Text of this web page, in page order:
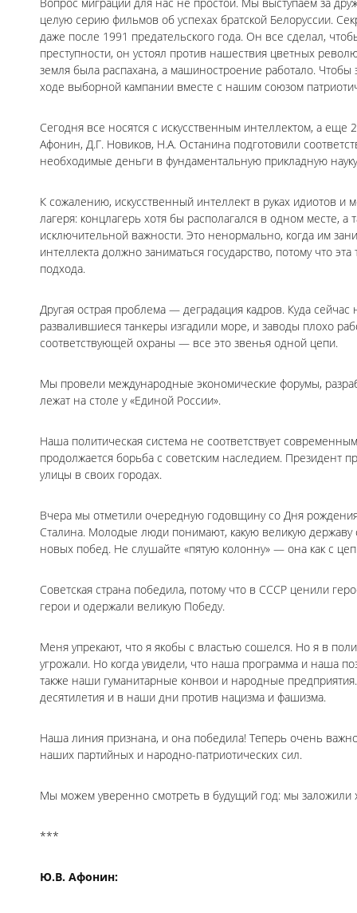
целую серию фильмов об успехах братской Белоруссии.
даже после 1991 предательского года. Он все сделал,
преступности, он устоял против нашествия цветных
земля была распахана, а машиностроение работало.
ходе выборной кампании вместе с нашим союзом
Сегодня все носятся с искусственным интеллектом, а
Афонин, Д.Г. Новиков, Н.А. Останина подготовили
необходимые деньги в фундаментальную прикладную
К сожалению, искусственный интеллект в руках идиотов и
лагеря: концлагерь хотя бы располагался в одном месте,
исключительной важности. Это ненормально, когда им
интеллекта должно заниматься государство, потому что
подхода.
Другая острая проблема — деградация кадров. Куда
развалившиеся танкеры изгадили море, и заводы плохо
соответствующей охраны — все это звенья одной цепи.
Мы провели международные экономические форумы,
лежат на столе у «Единой России».
Наша политическая система не соответствует
продолжается борьба с советским наследием. Президент
улицы в своих городах.
Вчера мы отметили очередную годовщину со Дня
Сталина. Молодые люди понимают, какую великую державу
новых побед. Не слушайте «пятую колонну» — она как с
Советская страна победила, потому что в СССР ценили
герои и одержали великую Победу.
Меня упрекают, что я якобы с властью сошелся. Но я в
угрожали. Но когда увидели, что наша программа и наша
также наши гуманитарные конвои и народные
десятилетия и в наши дни против нацизма и фашизма.
Наша линия признана, и она победила! Теперь очень
наших партийных и народно-патриотических сил.
Мы можем уверенно смотреть в будущий год: мы заложили
***
Ю.В. Афонин: